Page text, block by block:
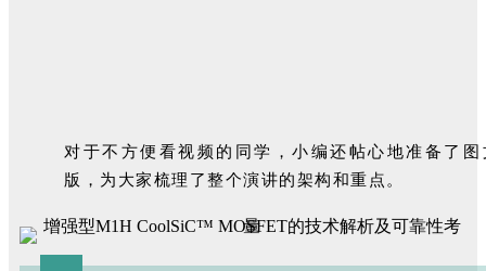
对于不方便看视频的同学，小编还帖心地准备了图
版，为大家梳理了整个演讲的架构和重点。